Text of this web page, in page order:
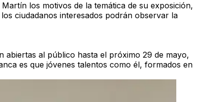
Martín los motivos de la temática de su exposición,
ciudadanos interesados podrán observar la
abiertas al público hasta el próximo 29 de mayo,
es que jóvenes talentos como él, formados en